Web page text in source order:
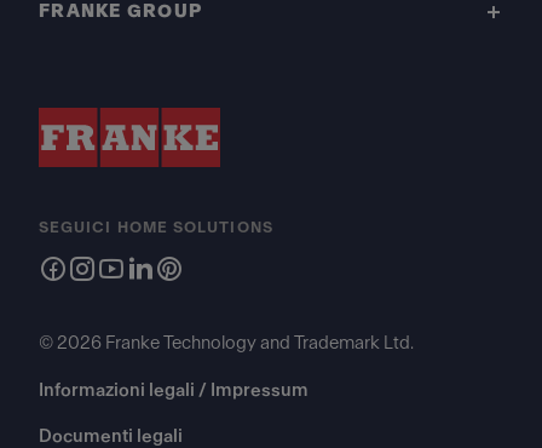
FRANKE GROUP
SEGUICI HOME SOLUTIONS
© 2026 Franke Technology and Trademark Ltd.
Informazioni legali / Impressum
Documenti legali